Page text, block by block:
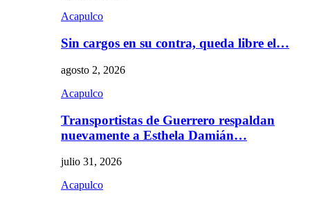
Acapulco
Sin cargos en su contra, queda libre el…
agosto 2, 2026
Acapulco
Transportistas de Guerrero respaldan
nuevamente a Esthela Damián…
julio 31, 2026
Acapulco